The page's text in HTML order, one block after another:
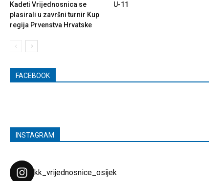
Kadeti Vrijednosnica se
plasirali u završni turnir Kup
regija Prvenstva Hrvatske
U-11
FACEBOOK
INSTAGRAM
kk_vrijednosnice_osijek